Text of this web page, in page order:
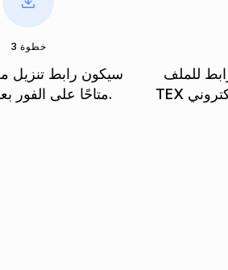
خطوة 3
سيكون رابط تنزيل
متاحًا على الفور بعد التحويل.
للملف